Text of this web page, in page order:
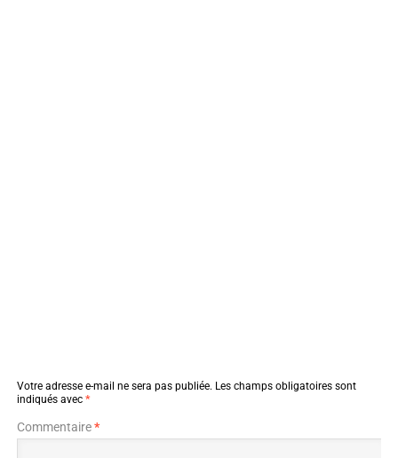
Votre adresse e-mail ne sera pas publiée. Les champs obligatoires sont
indiqués avec *
Commentaire*